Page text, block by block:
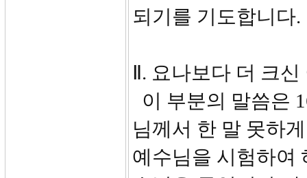
되기를 기도합니다.
Ⅱ. 요나보다 더 크신
이 부분의 말씀은
님께서 한 말 못하
예수님을 시험하여